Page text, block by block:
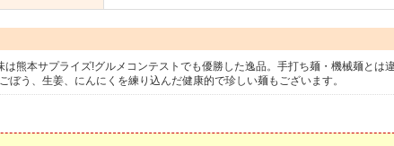
熊本サプライズ!グルメコンテストでも優勝した逸品。手打ち麺・機械麺とは
ぼう、生姜、にんにくを練り込んだ健康的で珍しい麺もございます。